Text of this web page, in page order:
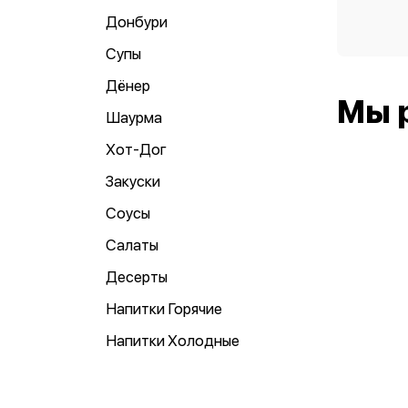
Донбури
Супы
Дёнер
Шаурма
Хот-Дог
Закуски
Соусы
Салаты
Десерты
Напитки Горячие
Напитки Холодные
Мы